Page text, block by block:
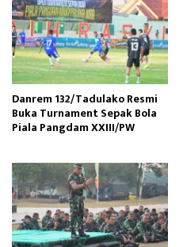
Danrem 132/Tadulako Resmi
Buka Turnament Sepak Bola
Piala Pangdam XXIII/PW